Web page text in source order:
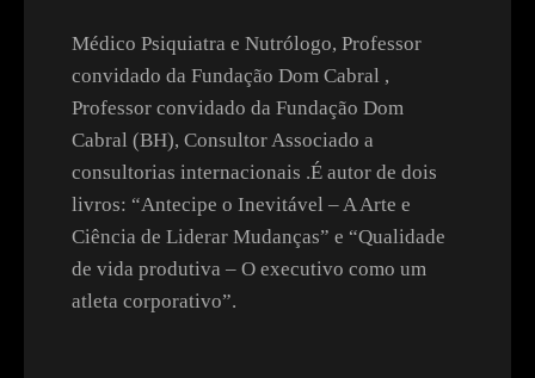
Médico Psiquiatra e Nutrólogo, Professor
convidado da Fundação Dom Cabral ,
Professor convidado da Fundação Dom
Cabral (BH), Consultor Associado a
consultorias internacionais .É autor de dois
livros: “Antecipe o Inevitável – A Arte e
Ciência de Liderar Mudanças” e “Qualidade
de vida produtiva – O executivo como um
atleta corporativo”.